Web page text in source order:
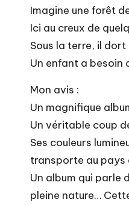
Imagine une forêt
Ici au creux de
Sous la terre, il dort
Un enfant a besoin
Mon avis :
Un magnifique
Un véritable coup
Ses couleurs
transporte au pays
Un album qui parle
pleine nature…